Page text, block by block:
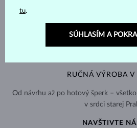
RUČNÁ VÝROBA V
Od návrhu až po hotový šperk –
v srdci starej
NAVŠTIVTE
tu.
SÚHLASÍM A